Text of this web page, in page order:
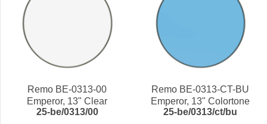
Preis
Remo BE-0313-00
Emperor, 13" Clear
25-be/0313/00
Remo BE-0313-CT-BU
Emperor, 13" Colortone
Blue
25-be/0313/ct/bu